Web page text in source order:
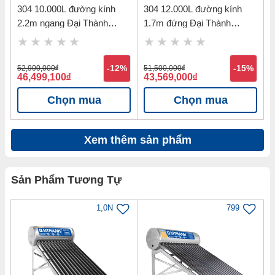
Hướng dẫn lắp đặt Máy nước nóng
NLMT inox 304 Classic Đại Thành
ĐT5821-215L
Nguồn nước cấp phải ổn định: khi lắp đặt máy nước nóng
năng lượng mặt trời Đại Thành bắt buộc là bình chứa
nước cấp cho máy phải cao hơn máy để tạo áp lực nước
luôn luôn chảy vào bằng đường nước lạnh và chảy ra
bằng nước nước nóng. Do đó, tùy theo nguồn nước cấp
mỗi gia đình để thiết kế hệ thống cấp nước vào máy năng
lượng: nâng chân bồn nước cao lên 1 mét hoặc lắp bình
304 10.000L đường kính
2.2m ngang Đại Thành
ĐTCN304-10000N-ĐK2.2
52,900,000đ
46,499,100đ
-12%
Chọn mua
304 12.000L đường kính
1.7m đứng Đại Thành
ĐTCN304-12000Đ-ĐK1.7
51,500,000đ
43,569,000đ
-15%
Chọn mua
Xem thêm sản phẩm
Sản Phẩm Tương Tự
1,0N 799